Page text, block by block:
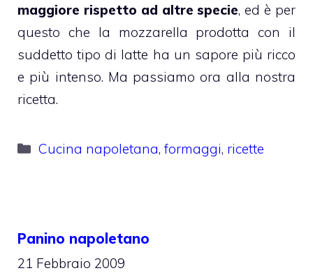
maggiore rispetto ad altre specie, ed è per
questo che la mozzarella prodotta con il
suddetto tipo di latte ha un sapore più ricco
e più intenso. Ma passiamo ora alla nostra
ricetta.
Categorie
Cucina napoletana,formaggi, ricette
Panino napoletano
21 Febbraio 2009